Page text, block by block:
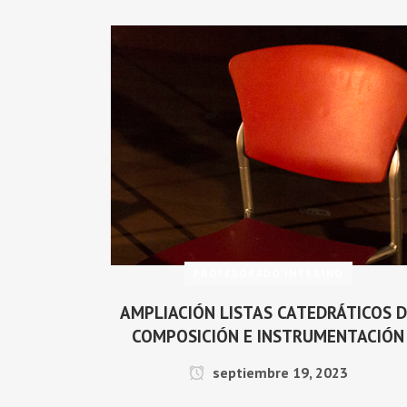
AMPLIACIÓN LISTAS CATEDRÁTICOS
COMPOSICIÓN E INSTRUMENTACIÓN
septiembre 19, 2023